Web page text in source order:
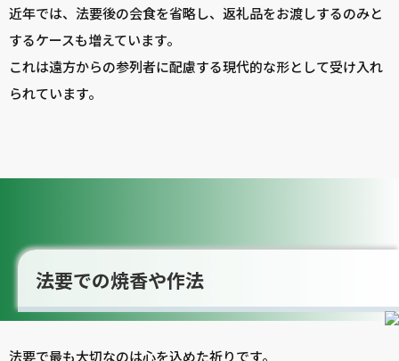
近年では、法要後の会食を省略し、返礼品をお渡しするのみと
するケースも増えています。
これは遠方からの参列者に配慮する現代的な形として受け入れ
られています。
法要での焼香や作法
法要で最も大切なのは心を込めた祈りです。